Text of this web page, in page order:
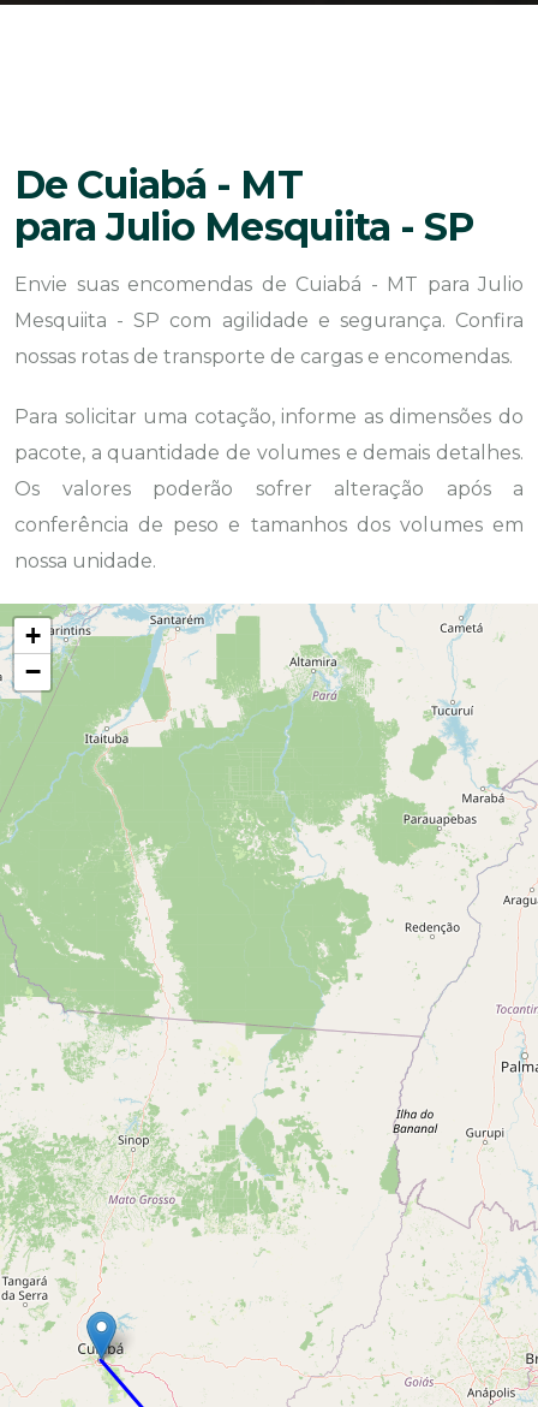
De Cuiabá - MT
para Julio Mesquiita - SP
Envie suas encomendas de Cuiabá - MT para Julio
Mesquiita - SP com agilidade e segurança. Confira
nossas rotas de transporte de cargas e encomendas.
Para solicitar uma cotação, informe as dimensões do
pacote, a quantidade de volumes e demais detalhes.
Os valores poderão sofrer alteração após a
conferência de peso e tamanhos dos volumes em
nossa unidade.
+
−